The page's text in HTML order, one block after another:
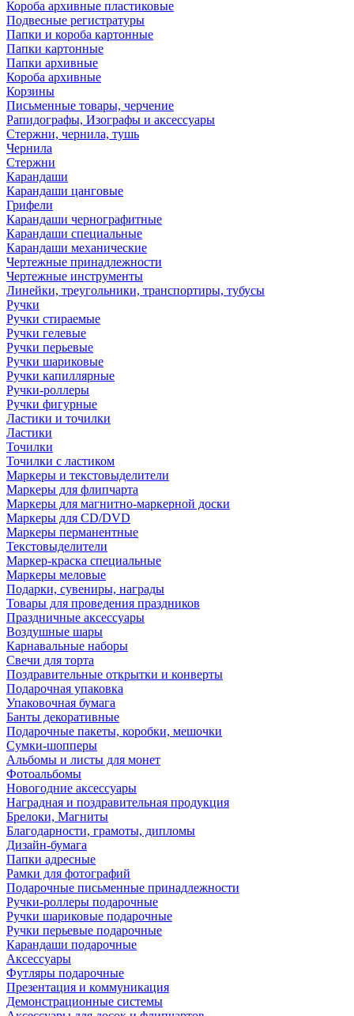
Короба архивные пластиковые
Подвесные регистратуры
Папки и короба картонные
Папки картонные
Папки архивные
Короба архивные
Корзины
Письменные товары, черчение
Рапидографы, Изографы и аксессуары
Стержни, чернила, тушь
Чернила
Стержни
Карандаши
Карандаши цанговые
Грифели
Карандаши чернографитные
Карандаши специальные
Карандаши механические
Чертежные принадлежности
Чертежные инструменты
Линейки, треугольники, транспортиры, тубусы
Ручки
Ручки стираемые
Ручки гелевые
Ручки перьевые
Ручки шариковые
Ручки капиллярные
Ручки-роллеры
Ручки фигурные
Ластики и точилки
Ластики
Точилки
Точилки с ластиком
Маркеры и текстовыделители
Маркеры для флипчарта
Маркеры для магнитно-маркерной доски
Маркеры для CD/DVD
Маркеры перманентные
Текстовыделители
Маркер-краска специальные
Маркеры меловые
Подарки, сувениры, награды
Товары для проведения праздников
Праздничные аксессуары
Воздушные шары
Карнавальные наборы
Свечи для торта
Поздравительные открытки и конверты
Подарочная упаковка
Упаковочная бумага
Банты декоративные
Подарочные пакеты, коробки, мешочки
Сумки-шопперы
Альбомы и листы для монет
Фотоальбомы
Новогодние аксессуары
Наградная и поздравительная продукция
Брелоки, Магниты
Благодарности, грамоты, дипломы
Дизайн-бумага
Папки адресные
Рамки для фотографий
Подарочные письменные принадлежности
Ручки-роллеры подарочные
Ручки шариковые подарочные
Ручки перьевые подарочные
Карандаши подарочные
Аксессуары
Футляры подарочные
Презентация и коммуникация
Демонстрационные системы